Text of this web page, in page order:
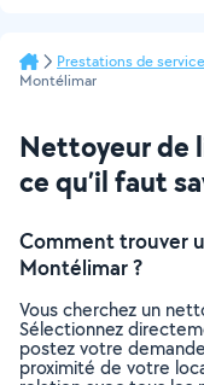
Prestations de
Montélimar
Nettoyeur de
ce qu’il faut
Comment trouver
Montélimar ?
Vous cherchez un
Sélectionnez
postez votre
proximité de votre